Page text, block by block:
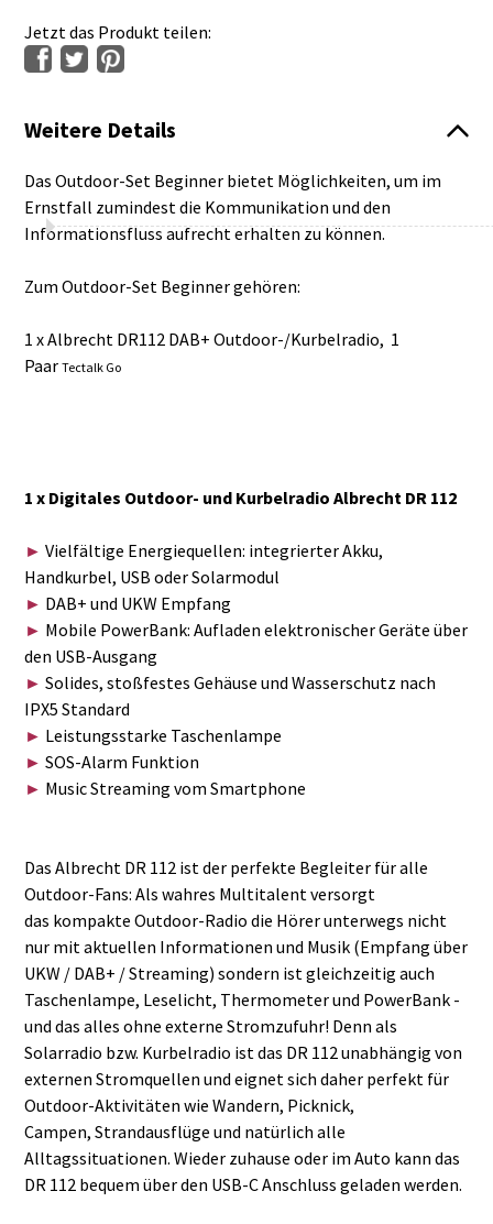
Jetzt das Produkt teilen:
Weitere Details
Das Outdoor-Set Beginner bietet Möglichkeiten, um im
Ernstfall zumindest die Kommunikation und den
Informationsfluss aufrecht erhalten zu können.
Zum Outdoor-Set Beginner gehören:
1 x Albrecht DR112 DAB+ Outdoor-/Kurbelradio, 1
PaarTectalk Go
1 x Digitales Outdoor- und Kurbelradio Albrecht DR 112
► Vielfältige Energiequellen: integrierter Akku,
Handkurbel, USB oder Solarmodul
► DAB+ und UKW Empfang
► Mobile PowerBank: Aufladen elektronischer Geräte über
den USB-Ausgang
► Solides, stoßfestes Gehäuse und Wasserschutz nach
IPX5 Standard
► Leistungsstarke Taschenlampe
► SOS-Alarm Funktion
► Music Streaming vom Smartphone
Das Albrecht DR 112 ist der perfekte Begleiter für alle
Outdoor-Fans: Als wahres Multitalent versorgt
das kompakte Outdoor-Radio die Hörer unterwegs nicht
nur mit aktuellen Informationen und Musik (Empfang über
UKW / DAB+ / Streaming) sondern ist gleichzeitig auch
Taschenlampe, Leselicht, Thermometer und PowerBank -
und das alles ohne externe Stromzufuhr! Denn als
Solarradio bzw. Kurbelradio ist das DR 112 unabhängig von
externen Stromquellen und eignet sich daher perfekt für
Outdoor-Aktivitäten wie Wandern, Picknick,
Campen, Strandausflüge und natürlich alle
Alltagssituationen. Wieder zuhause oder im Auto kann das
DR 112 bequem über den USB-C Anschluss geladen werden.